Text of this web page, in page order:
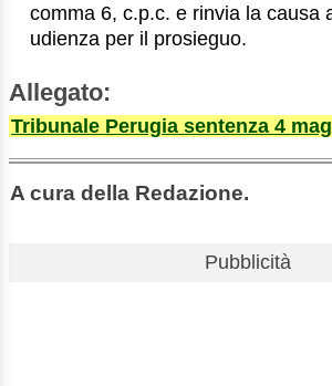
comma 6, c.p.c. e rinvia la causa
udienza per il prosieguo.
Allegato:
Tribunale Perugia sentenza 4
A cura della Redazione.
Pubblicità